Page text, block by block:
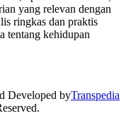
yang relevan dengan
ringkas dan praktis
tentang kehidupan
Developed byTranspedia